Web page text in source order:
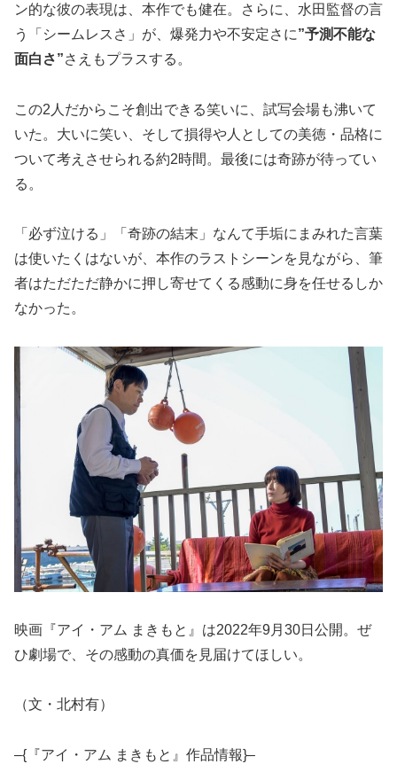
ン的な彼の表現は、本作でも健在。さらに、水田監督の言
う「シームレスさ」が、爆発力や不安定さに”予測不能な
面白さ”さえもプラスする。
この2人だからこそ創出できる笑いに、試写会場も沸いて
いた。大いに笑い、そして損得や人としての美徳・品格に
ついて考えさせられる約2時間。最後には奇跡が待ってい
る。
「必ず泣ける」「奇跡の結末」なんて手垢にまみれた言葉
は使いたくはないが、本作のラストシーンを見ながら、筆
者はただただ静かに押し寄せてくる感動に身を任せるしか
なかった。
映画『アイ・アム まきもと』は2022年9月30日公開。ぜ
ひ劇場で、その感動の真価を見届けてほしい。
（文・北村有）
–{『アイ・アム まきもと』作品情報}–